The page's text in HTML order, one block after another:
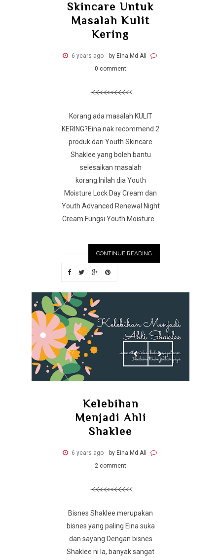
Skincare Untuk
Masalah Kulit
Kering
6 years ago
by Eina Md Ali
0 comment
Korang ada masalah KULIT
KERING?Eina nak recommend 2
produk dari Youth Skincare
Shaklee yang boleh bantu
selesaikan masalah
korang.Inilah dia Youth
Moisture Lock Day Cream dan
Youth Advanced Renewal Night
Cream.Fungsi Youth Moisture...
CONTINUE READING
Kelebihan
Menjadi Ahli
Shaklee
6 years ago
by Eina Md Ali
2 comment
Bisnes Shaklee merupakan
bisnes yang paling Eina suka
dan sayang Dengan bisnes
Shaklee ni la, banyak sangat